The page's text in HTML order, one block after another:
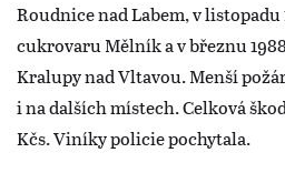
Roudnice nad Labem, v
cukrovaru Mělník a v březnu
Kralupy nad Vltavou. Menší
i na dalších místech. Celková
Kčs. Viníky policie pochytala.